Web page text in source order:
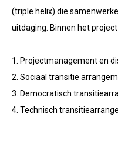
(triple helix) die
uitdaging. Binnen het
1. Projectmanagement en
2. Sociaal transitie
3. Democratisch
4. Technisch